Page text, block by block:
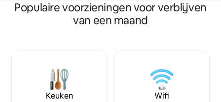
Populaire voorzieningen voor verblijven
van een maand
Keuken Wifi